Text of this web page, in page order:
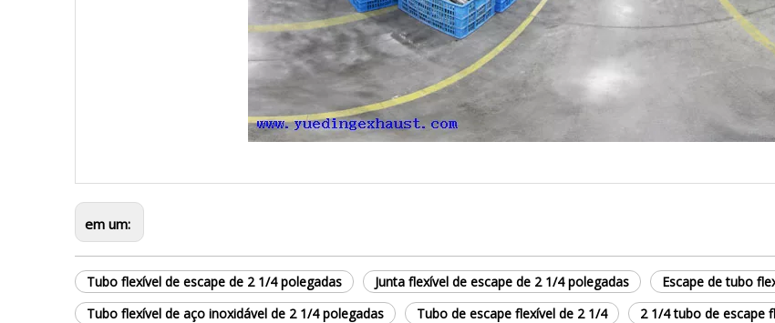
em um:
Tubo flexível de escape de 2 1/4 polegadas Junta flexível de escape de 2 1/4 polegadas
Escape de tubo
Tubo flexível de aço inoxidável de 2 1/4 polegadas
Tubo de escape flexível de 2 1/4
2 1/4 tubo de escape